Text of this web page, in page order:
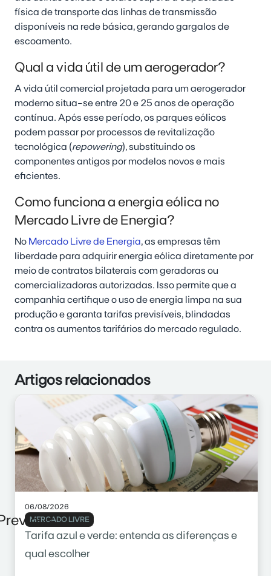
física de transporte das linhas de transmissão
disponíveis na rede básica, gerando gargalos de
escoamento.
Qual a vida útil de um aerogerador?
A vida útil comercial projetada para um aerogerador
moderno situa-se entre 20 e 25 anos de operação
contínua. Após esse período, os parques eólicos
podem passar por processos de revitalização
tecnológica (repowering), substituindo os
componentes antigos por modelos novos e mais
eficientes.
Como funciona a energia eólica no
Mercado Livre de Energia?
No Mercado Livre de Energia, as empresas têm
liberdade para adquirir energia eólica diretamente por
meio de contratos bilaterais com geradoras ou
comercializadoras autorizadas. Isso permite que a
companhia certifique o uso de energia limpa na sua
produção e garanta tarifas previsíveis, blindadas
contra os aumentos tarifários do mercado regulado.
Artigos relacionados
06/08/2026
MERCADO LIVRE
Tarifa azul e verde: entenda as diferenças e
qual escolher